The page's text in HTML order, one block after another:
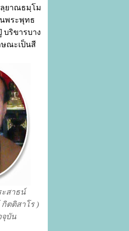
ยาณธมฺโม
นพระพุทธ
บริขารบาง
ณะเป็นสี
สาธน์
ตติสาโร )
จุบัน